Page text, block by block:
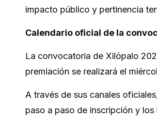
impacto público y pertinencia
Calendario oficial de la
La convocatoria de Xilópalo
premiación se realizará el
A través de sus canales
paso a paso de inscripción y